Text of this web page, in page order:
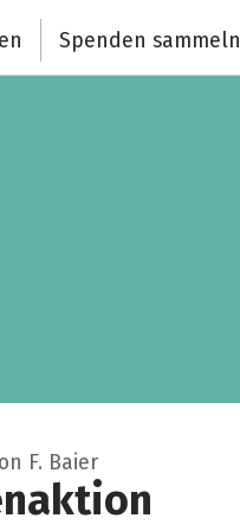
Spenden sammeln
F. Baier